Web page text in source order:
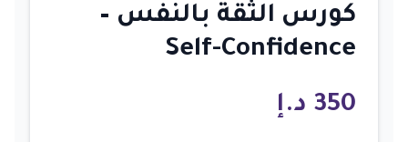
كورس الثقة بالنفس –
Self-Confidence
350 د.إ